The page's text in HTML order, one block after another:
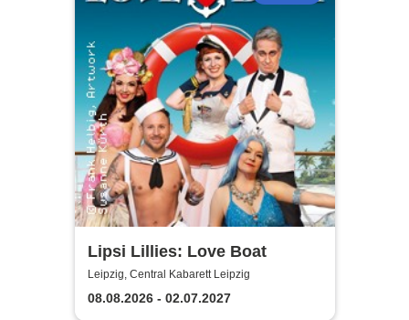
Lipsi Lillies: Love Boat
Leipzig, Central Kabarett Leipzig
08.08.2026 - 02.07.2027